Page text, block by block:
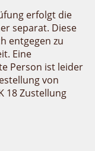
erfolgt die
separat. Diese
entgegen zu
Eine
Person ist leider
von
18 Zustellung